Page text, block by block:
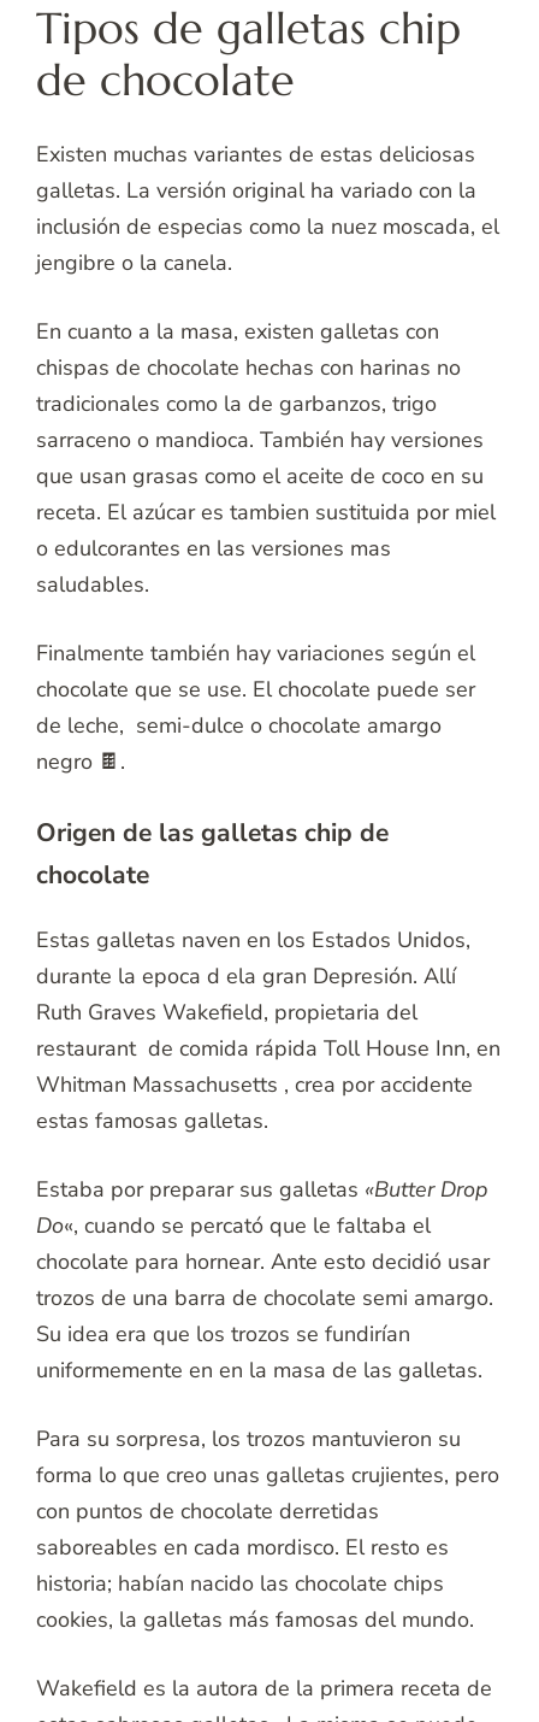
Tipos de galletas chip
de chocolate
Existen muchas variantes de estas deliciosas
galletas. La versión original ha variado con la
inclusión de especias como la nuez moscada, el
jengibre o la canela.
En cuanto a la masa, existen galletas con
chispas de chocolate hechas con harinas no
tradicionales como la de garbanzos, trigo
sarraceno o mandioca. También hay versiones
que usan grasas como el aceite de coco en su
receta. El azúcar es tambien sustituida por miel
o edulcorantes en las versiones mas
saludables.
Finalmente también hay variaciones según el
chocolate que se use. El chocolate puede ser
de leche, semi-dulce o chocolate amargo
negro 🍫.
Origen de las galletas chip de
chocolate
Estas galletas naven en los Estados Unidos,
durante la epoca d ela gran Depresión. Allí
Ruth Graves Wakefield, propietaria del
restaurant de comida rápida Toll House Inn, en
Whitman Massachusetts , crea por accidente
estas famosas galletas.
Estaba por preparar sus galletas «Butter Drop
Do«, cuando se percató que le faltaba el
chocolate para hornear. Ante esto decidió usar
trozos de una barra de chocolate semi amargo.
Su idea era que los trozos se fundirían
uniformemente en en la masa de las galletas.
Para su sorpresa, los trozos mantuvieron su
forma lo que creo unas galletas crujientes, pero
con puntos de chocolate derretidas
saboreables en cada mordisco. El resto es
historia; habían nacido las chocolate chips
cookies, la galletas más famosas del mundo.
Wakefield es la autora de la primera receta de